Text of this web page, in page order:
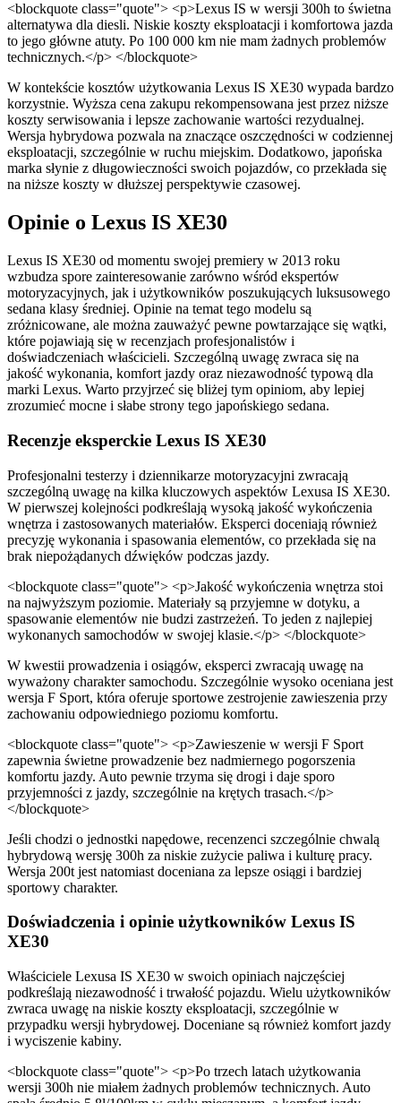
<blockquote class="quote"> <p>Lexus IS w wersji 300h to świetna
alternatywa dla diesli. Niskie koszty eksploatacji i komfortowa jazda
to jego główne atuty. Po 100 000 km nie mam żadnych problemów
technicznych.</p> </blockquote>
W kontekście kosztów użytkowania Lexus IS XE30 wypada bardzo
korzystnie. Wyższa cena zakupu rekompensowana jest przez niższe
koszty serwisowania i lepsze zachowanie wartości rezydualnej.
Wersja hybrydowa pozwala na znaczące oszczędności w codziennej
eksploatacji, szczególnie w ruchu miejskim. Dodatkowo, japońska
marka słynie z długowieczności swoich pojazdów, co przekłada się
na niższe koszty w dłuższej perspektywie czasowej.
Opinie o Lexus IS XE30
Lexus IS XE30 od momentu swojej premiery w 2013 roku
wzbudza spore zainteresowanie zarówno wśród ekspertów
motoryzacyjnych, jak i użytkowników poszukujących luksusowego
sedana klasy średniej. Opinie na temat tego modelu są
zróżnicowane, ale można zauważyć pewne powtarzające się wątki,
które pojawiają się w recenzjach profesjonalistów i
doświadczeniach właścicieli. Szczególną uwagę zwraca się na
jakość wykonania, komfort jazdy oraz niezawodność typową dla
marki Lexus. Warto przyjrzeć się bliżej tym opiniom, aby lepiej
zrozumieć mocne i słabe strony tego japońskiego sedana.
Recenzje eksperckie Lexus IS XE30
Profesjonalni testerzy i dziennikarze motoryzacyjni zwracają
szczególną uwagę na kilka kluczowych aspektów Lexusa IS XE30.
W pierwszej kolejności podkreślają wysoką jakość wykończenia
wnętrza i zastosowanych materiałów. Eksperci doceniają również
precyzję wykonania i spasowania elementów, co przekłada się na
brak niepożądanych dźwięków podczas jazdy.
<blockquote class="quote"> <p>Jakość wykończenia wnętrza stoi
na najwyższym poziomie. Materiały są przyjemne w dotyku, a
spasowanie elementów nie budzi zastrzeżeń. To jeden z najlepiej
wykonanych samochodów w swojej klasie.</p> </blockquote>
W kwestii prowadzenia i osiągów, eksperci zwracają uwagę na
wyważony charakter samochodu. Szczególnie wysoko oceniana jest
wersja F Sport, która oferuje sportowe zestrojenie zawieszenia przy
zachowaniu odpowiedniego poziomu komfortu.
<blockquote class="quote"> <p>Zawieszenie w wersji F Sport
zapewnia świetne prowadzenie bez nadmiernego pogorszenia
komfortu jazdy. Auto pewnie trzyma się drogi i daje sporo
przyjemności z jazdy, szczególnie na krętych trasach.</p>
</blockquote>
Jeśli chodzi o jednostki napędowe, recenzenci szczególnie chwalą
hybrydową wersję 300h za niskie zużycie paliwa i kulturę pracy.
Wersja 200t jest natomiast doceniana za lepsze osiągi i bardziej
sportowy charakter.
Doświadczenia i opinie użytkowników Lexus IS
XE30
Właściciele Lexusa IS XE30 w swoich opiniach najczęściej
podkreślają niezawodność i trwałość pojazdu. Wielu użytkowników
zwraca uwagę na niskie koszty eksploatacji, szczególnie w
przypadku wersji hybrydowej. Doceniane są również komfort jazdy
i wyciszenie kabiny.
<blockquote class="quote"> <p>Po trzech latach użytkowania
wersji 300h nie miałem żadnych problemów technicznych. Auto